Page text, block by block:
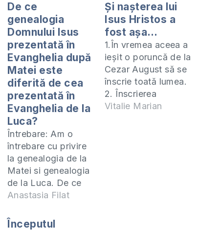
De ce
genealogia
Domnului Isus
prezentată în
Evanghelia după
Matei este
diferită de cea
prezentată în
Evanghelia de la
Luca?
Întrebare: Am o
întrebare cu privire
la genealogia de la
Matei si genealogia
de la Luca. De ce
aceste 2 genealogii
Este adevărat că
Anastasia Filat
Şi naşterea lui
Isus Hristos a
fost aşa…
1.În vremea aceea a
ieşit o poruncă de la
Cezar August să se
înscrie toată lumea.
2. Înscrierea
aceasta s-a făcut
Vitalie Marian
Începutul